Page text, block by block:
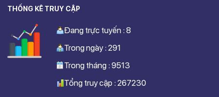
THỐNG KÊ TRUY CẬP
Trong ngày : 291
Trong tháng : 9513
Tổng truy cập : 267230
Đang trực tuyến : 8